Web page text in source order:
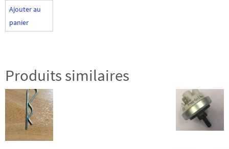
Ajouter au
panier
Produits similaires